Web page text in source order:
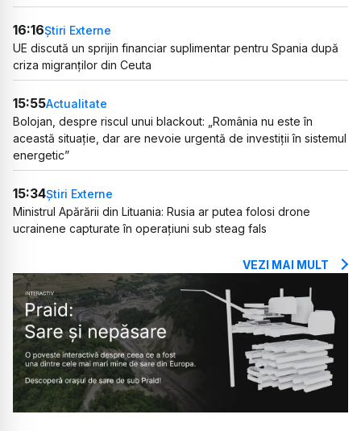
16:16Știri Externe
UE discută un sprijin financiar suplimentar pentru Spania după
criza migranților din Ceuta
15:55Actualitate
Bolojan, despre riscul unui blackout: „România nu este în
această situație, dar are nevoie urgentă de investiții în sistemul
energetic”
15:34Știri Externe
Ministrul Apărării din Lituania: Rusia ar putea folosi drone
ucrainene capturate în operațiuni sub steag fals
VEZI MAI MULT